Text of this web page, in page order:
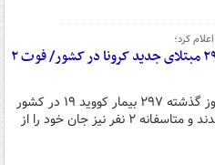
کرد؛
شناسایی ۲۹۷ مبتلای جدید کرونا در کشور/ فوت ۲
طی شبانه روز گذشته ۲۹۷ بیمار کووید ۱۹ در کشور
شناسایی شدند و متاسفانه ۲ نفر نیز جان خود را از